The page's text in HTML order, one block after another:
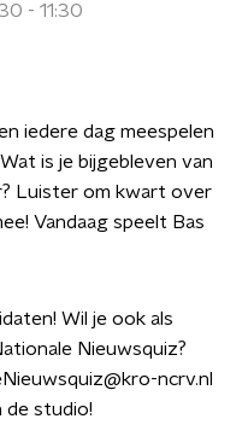
- 11:30
iedere dag meespelen
is je bijgebleven van
Luister om kwart over
Vandaag speelt Bas
Wil je ook als
Nieuwsquiz?
ncrv.nl
de studio!